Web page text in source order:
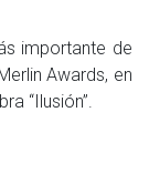
importante de
Awards, en
“Ilusión”.